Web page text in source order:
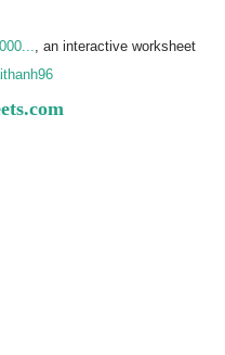
, an interactive worksheet